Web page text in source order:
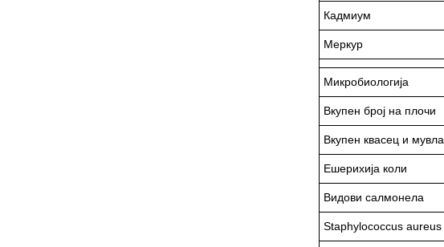
Кадмиум
Меркур
Микробиологија
Вкупен број на плочи
Вкупен квасец и мувла
Ешерихија коли
Видови салмонела
Staphylococcus aureus